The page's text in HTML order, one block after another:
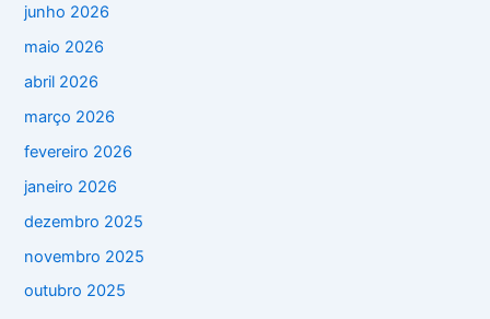
junho 2026
maio 2026
abril 2026
março 2026
fevereiro 2026
janeiro 2026
dezembro 2025
novembro 2025
outubro 2025